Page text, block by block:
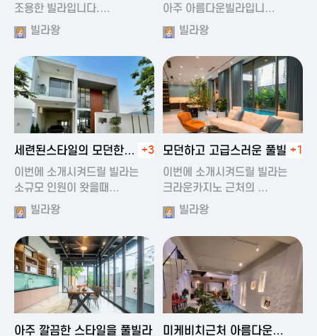
조용한 빌라입니다.…
빌라왕
아주 아름다운빌라입니…
빌라왕
2024-11-19 01:22
세련된스타일의 모던한
풀빌라
+3
이번에 소개시켜드릴 빌라는
소규모 인원이 왓을때…
빌라왕
2024-11-20 00:20
모던하고 고급스러운 풀빌라+1
이번에 소개시켜드릴 빌라는
크라운카지노 근처의 …
빌라왕
2024-11-19 01:01
아주 깔끔한 스타일을 풀빌라 2024-11-16 15:32
미케비치근처 아름다운